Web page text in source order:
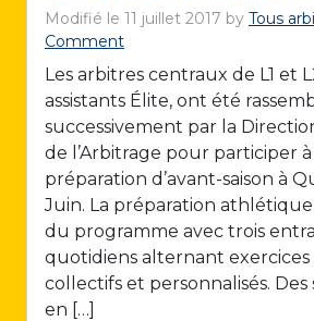
Modifié le 11 juillet 2017 by Tous
Comment
Les arbitres centraux de L1 et
assistants Élite, ont été
successivement par la
de l’Arbitrage pour participer
préparation d’avant-saison à
Juin. La préparation
du programme avec trois
quotidiens alternant
collectifs et personnalisés. Des
en […]